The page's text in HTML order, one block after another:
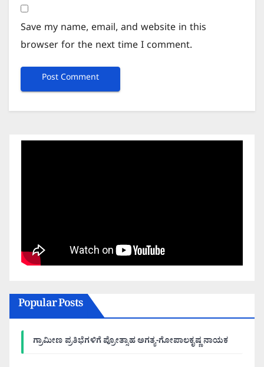
Save my name, email, and website in this
browser for the next time I comment.
Popular Posts
ಗ್ರಾಮೀಣ ಪ್ರತಿಭೆಗಳಿಗೆ ಪ್ರೋತ್ಸಾಹ ಅಗತ್ಯ-ಗೋಪಾಲಕೃಷ್ಣ ನಾಯಕ